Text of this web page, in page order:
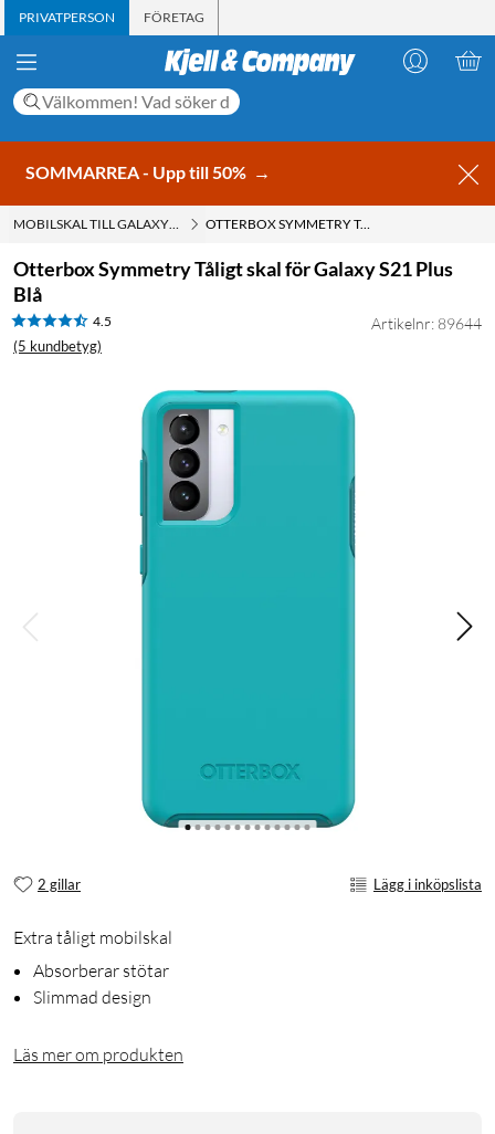
PRIVATPERSON FÖRETAG
SOMMARREA - Upp till 50% →
MOBILSKAL TILL GALAXY S21 OTTERBOX SYMMETRY TÅLIGT SKAL FÖR GALAXY S21 PLUS BLÅ
Otterbox Symmetry Tåligt skal för Galaxy S21 Plus
Blå
4.5
(5 kundbetyg)
Artikelnr: 89644
2 gillar Lägg i inköpslista
Extra tåligt mobilskal
Absorberar stötar
Slimmad design
Läs mer om produkten